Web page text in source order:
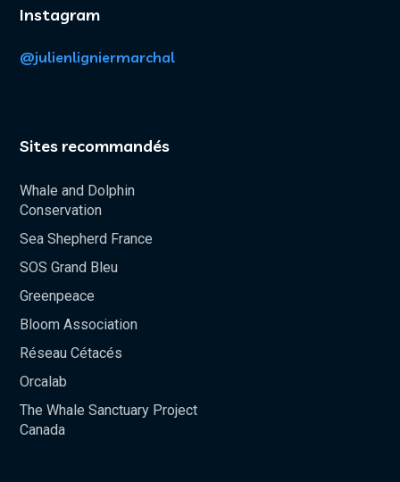
Instagram
@julienligniermarchal
Sites recommandés
Whale and Dolphin
Conservation
Sea Shepherd France
SOS Grand Bleu
Greenpeace
Bloom Association
Réseau Cétacés
Orcalab
The Whale Sanctuary Project
Canada